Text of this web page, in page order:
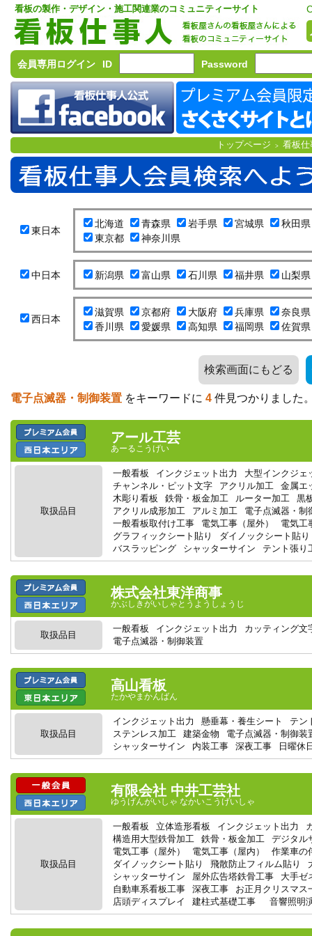
看板の製作・デザイン・施工関連業のコミュニティーサイト
会員専用ログイン ID Password
トップページ > 看板仕
東日本
北海道 青森県 岩手県 宮城県
秋田県
東京都
神奈川県
中日本 新潟県 富山県 石川県 福井県 山梨県
西日本
滋賀県 京都府 大阪府 兵庫県
奈良県
香川県
愛媛県 高知県 福岡県 佐賀県
検索画面にもどる
電子点滅器・制御装置 をキーワードに 4 件見つかりました
アール工芸
あーるこうげい
取扱品目
一般看板 インクジェット出力
大型インクジェ
チャンネル・ピット文字
アクリル加工
金属エ
木彫り看板
鉄骨・板金加工 ルーター加工
黒
アクリル成形加工
アルミ加工
電子点滅器・制
一般看板取付け工事
電気工事（屋外）
電気工
グラフィックシート貼り
ダイノックシート貼り
バスラッピング
シャッターサイン テント張り
株式会社東洋商事
かぶしきがいしゃとうようしょうじ
取扱品目
一般看板 インクジェット出力
カッティング文
電子点滅器・制御装置
高山看板
たかやまかんばん
取扱品目
インクジェット出力 懸垂幕・養生シート
テン
ステンレス加工
建築金物
電子点滅器・制御装
シャッターサイン
内装工事 深夜工事 日曜休
有限会社 中井工芸社
ゆうげんがいしゃ なかいこうげいしゃ
取扱品目
一般看板 立体造形看板 インクジェット出力
構造用大型鉄骨加工
鉄骨・板金加工
デジタル
電気工事（屋外）
電気工事（屋内）
作業車の
ダイノックシート貼り
飛散防止フィルム貼り
シャッターサイン
屋外広告塔鉄骨工事
大手ゼ
自動車系看板工事
深夜工事
お正月クリスマス
店頭ディスプレイ
建柱式基礎工事 音響照明